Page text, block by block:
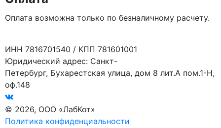
Оплата возможна только по безналичному расчету.
ИНН 7816701540 / КПП 781601001
Юридический адрес: Санкт-
Петербург, Бухарестская улица, дом 8 лит.А пом.1-Н,
оф.148
© 2026, ООО «ЛабКот»
Политика конфиденциальности